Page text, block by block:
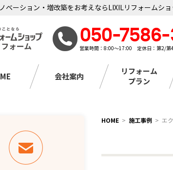
ベーション・増改築をお考えならLIXILリフォームシ
050-
営業時間：8:00～17:00 定休日：第2/第
会社案内
リフォーム
プラン
HOME 施工事例 エ